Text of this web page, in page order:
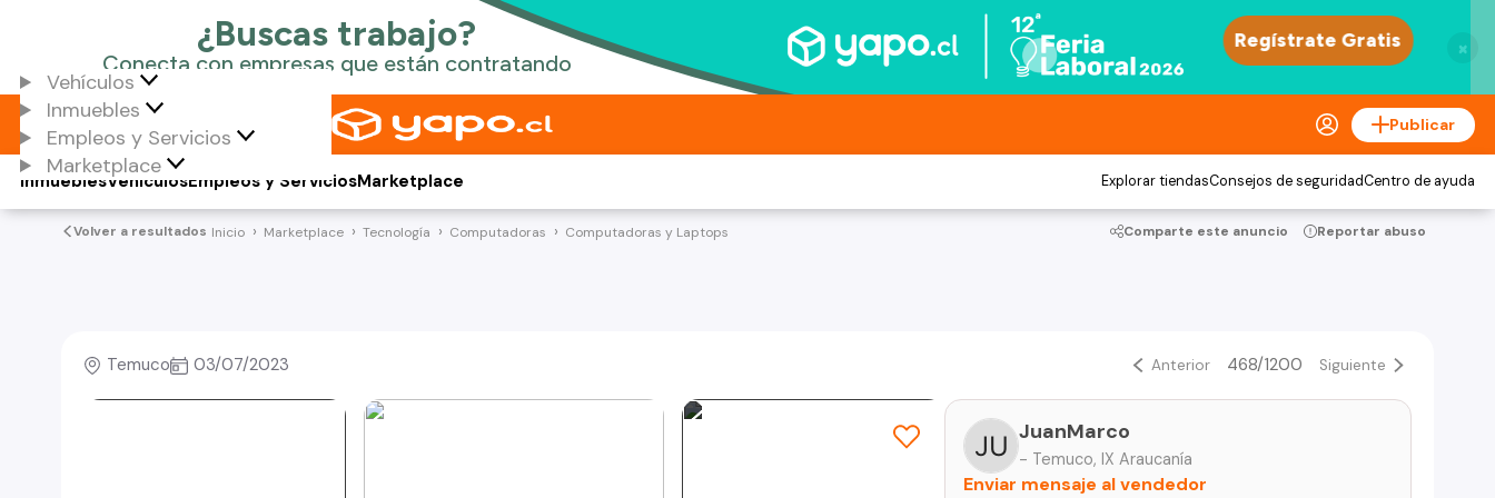
×
Vehículos
Inmuebles
Empleos y Servicios
Marketplace
Publicar
Vehículos
Inmuebles Empleos y ServiciosMarketplace Explorar tiendasConsejos de seguridadCentro de ayuda
Volver a resultados Inicio Marketplace Tecnología Computadoras Computadoras y Laptops Comparte este anuncio Reportar abuso
Temuco 03/07/2023 Anterior 468/1200 Siguiente
JuanMarco
- Temuco, IX Araucanía
Enviar mensaje al vendedor